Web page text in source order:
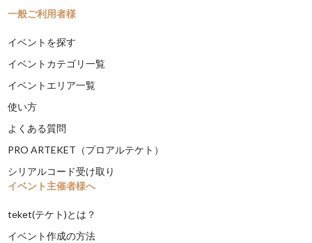
一般ご利用者様
イベントを探す
イベントカテゴリ一覧
イベントエリア一覧
使い方
よくある質問
PRO ARTEKET（プロアルテケト）
シリアルコード受け取り
イベント主催者様へ
teket(テケト)とは？
イベント作成の方法